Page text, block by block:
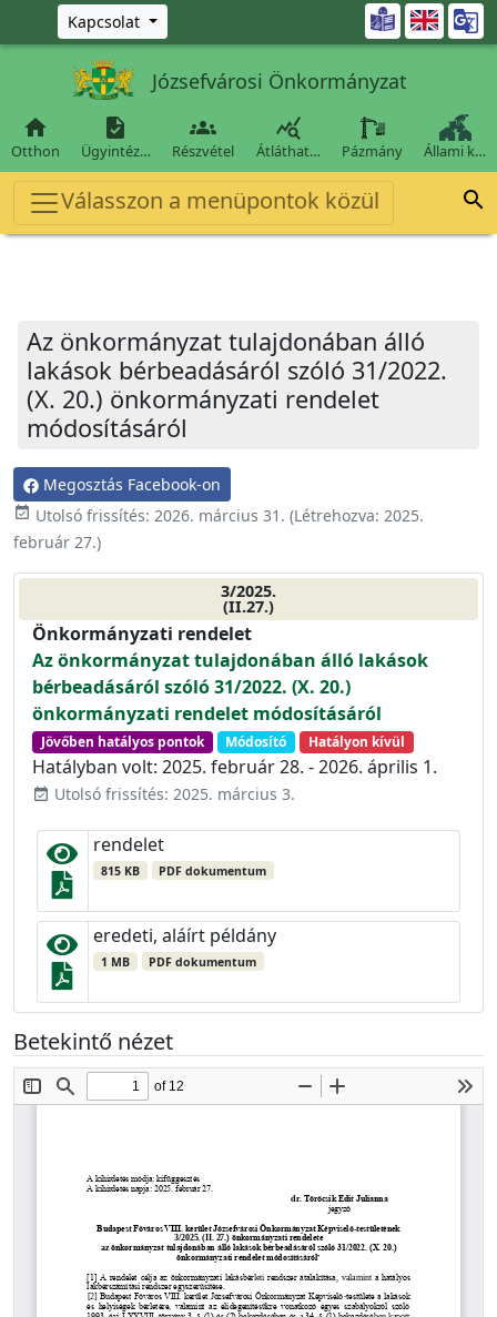
Ugrás a fő tartalomra
Kapcsolat 
Józsefvárosi Önkormányzat

Otthon

Ügyintéz…

Részvétel

Átláthat… Pázmány Állami k…
Válasszon a menüpontok közül 
Az önkormányzat tulajdonában álló
lakások bérbeadásáról szóló 31/2022.
(X. 20.) önkormányzati rendelet
módosításáról
Megosztás Facebook-on
event_available Utolsó frissítés: 2026. március 31. (Létrehozva: 2025.
február 27.)
3/2025.
(II.27.)
Önkormányzati rendelet
Az önkormányzat tulajdonában álló lakások
bérbeadásáról szóló 31/2022. (X. 20.)
önkormányzati rendelet módosításáról
Jövőben hatályos pontok Módosító Hatályon kívül
Hatályban volt: 2025. február 28. - 2026. április 1.
event_available Utolsó frissítés: 2025. március 3.
rendelet
815 KB PDF dokumentum
eredeti, aláírt példány
1 MB PDF dokumentum
Betekintő nézet